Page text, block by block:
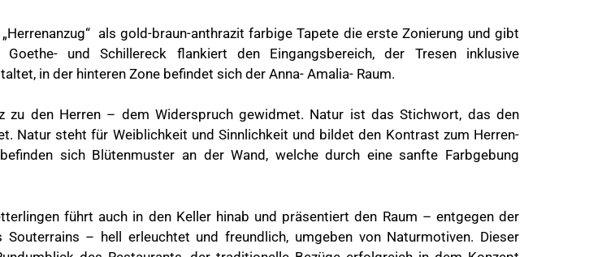
als gold-braun-anthrazit farbige Tapete die erste Zonierung und gibt
und Schillereck flankiert den Eingangsbereich, der Tresen inklusive
in der hinteren Zone befindet sich der Anna- Amalia- Raum.
den Herren – dem Widerspruch gewidmet. Natur ist das Stichwort, das den
Natur steht für Weiblichkeit und Sinnlichkeit und bildet den Kontrast zum Herren-
sich Blütenmuster an der Wand, welche durch eine sanfte Farbgebung
führt auch in den Keller hinab und präsentiert den Raum – entgegen der
Souterrains – hell erleuchtet und freundlich, umgeben von Naturmotiven. Dieser